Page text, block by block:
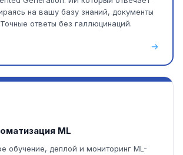
на вашу базу знаний, документы
ответы без галлюцинаций.
ML
обучение, деплой и мониторинг ML-